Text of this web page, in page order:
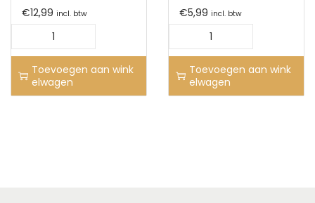
€12,99 incl. btw
Toevoegen aan wink
elwagen
€5,99 incl. btw
Toevoegen aan wink
elwagen